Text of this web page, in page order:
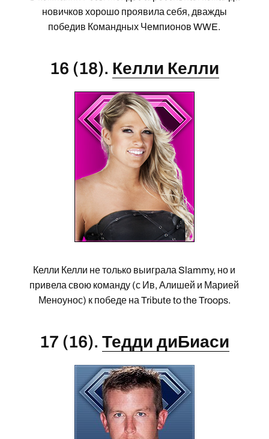
новичков хорошо проявила себя, дважды
победив Командных Чемпионов WWE.
16 (18). Келли Келли
Келли Келли не только выиграла Slammy, но и
привела свою команду (с Ив, Алишей и Марией
Меноунос) к победе на Tribute to the Troops.
17 (16). Тедди диБиаси